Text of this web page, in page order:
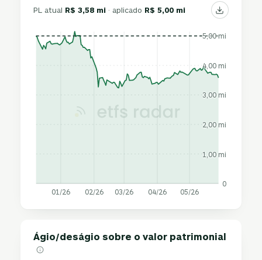
PL atual R$ 3,58 mi · aplicado R$ 5,00 mi
0
1,00 mi
2,00 mi
3,00 mi
4,00 mi
5,00 mi
01/26 02/26 03/26 04/26 05/26
Ágio/deságio sobre o valor patrimonial